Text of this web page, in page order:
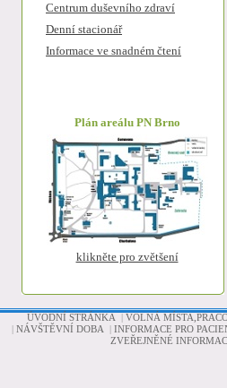
Centrum duševního zdraví
Denní stacionář
Informace ve snadném čtení
Plán areálu PN Brno
klikněte pro zvětšení
ÚVODNÍ STRÁNKA | VOLNÁ
| NÁVŠTĚVNÍ DOBA | INFORMACE PRO
ZVEŘEJNĚNÉ